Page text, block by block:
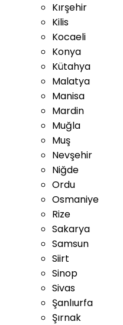
Kırşehir
Kilis
Kocaeli
Konya
Kütahya
Malatya
Manisa
Mardin
Muğla
Muş
Nevşehir
Niğde
Ordu
Osmaniye
Rize
Sakarya
Samsun
Siirt
Sinop
Sivas
Şanlıurfa
Şırnak